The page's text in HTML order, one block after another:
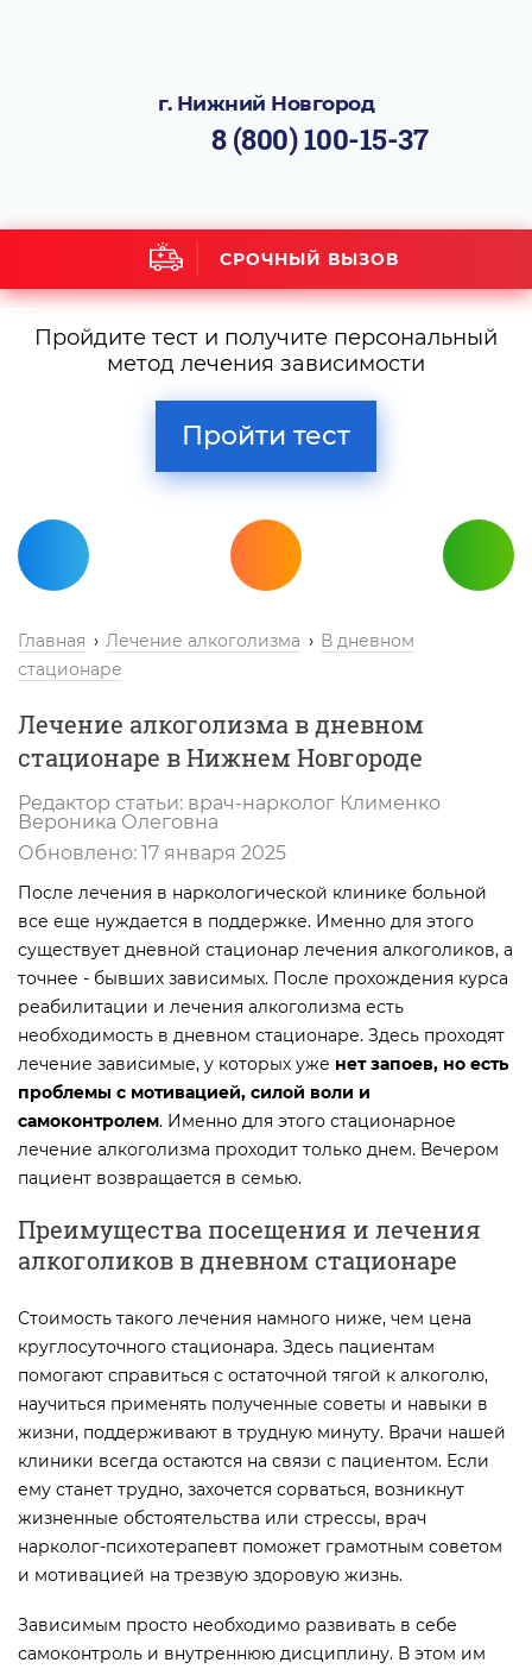
г. Нижний Новгород
8 (800) 100-15-37
СРОЧНЫЙ ВЫЗОВ
Пройдите тест и получите персональный
метод лечения зависимости
Пройти тест
Главная Лечение алкоголизма
В дневном
стационаре
Лечение алкоголизма в дневном
стационаре в Нижнем Новгороде
Редактор статьи: врач-нарколог Клименко
Вероника Олеговна
Обновлено: 17 января 2025
После лечения в наркологической клинике больной
все еще нуждается в поддержке. Именно для этого
существует дневной стационар лечения алкоголиков, а
точнее - бывших зависимых. После прохождения курса
реабилитации и лечения алкоголизма есть
необходимость в дневном стационаре. Здесь проходят
лечение зависимые, у которых уже нет запоев, но есть
проблемы с мотивацией, силой воли и
самоконтролем. Именно для этого стационарное
лечение алкоголизма проходит только днем. Вечером
пациент возвращается в семью.
Преимущества посещения и лечения
алкоголиков в дневном стационаре
Стоимость такого лечения намного ниже, чем цена
круглосуточного стационара. Здесь пациентам
помогают справиться с остаточной тягой к алкоголю,
научиться применять полученные советы и навыки в
жизни, поддерживают в трудную минуту. Врачи нашей
клиники всегда остаются на связи с пациентом. Если
ему станет трудно, захочется сорваться, возникнут
жизненные обстоятельства или стрессы, врач
нарколог-психотерапевт поможет грамотным советом
и мотивацией на трезвую здоровую жизнь.
Зависимым просто необходимо развивать в себе
самоконтроль и внутреннюю дисциплину. В этом им